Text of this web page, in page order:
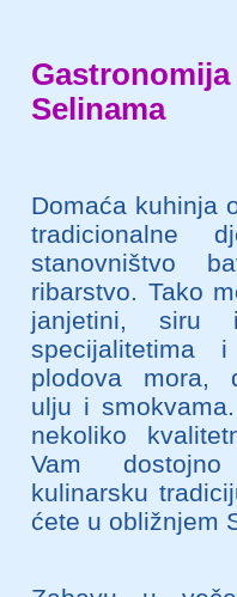
Gastronomija
Selinama
Domaća kuhinja
tradicionalne
stanovništvo
ribarstvo. Tako
janjetini, siru
plodova mora,
ulju i
nekoliko
Vam
kulinarsku
ćete u obližnjem